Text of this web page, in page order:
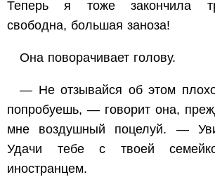
Теперь я тоже закончила
свободна, большая заноза!
Она поворачивает голову.
— Не отзывайся об этом
попробуешь, — говорит она,
мне воздушный поцелуй. —
Удачи тебе с твоей
иностранцем.